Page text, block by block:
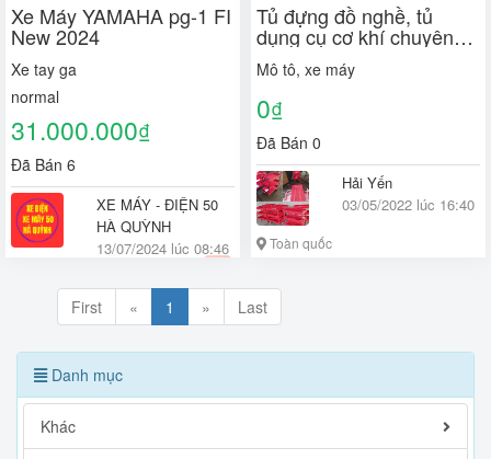
Xe Máy YAMAHA pg-1 FI
New 2024
Xe tay ga
normal
31.000.000₫
Đã Bán 6
XE MÁY - ĐIỆN 50
HÀ QUỲNH
13/07/2024 lúc 08:46
Tủ đựng đồ nghề, tủ
dụng cụ cơ khí chuyên
dụng trong sửa chữa bảo
dưỡng xe
Mô tô, xe máy
0₫
Đã Bán 0
Hải Yến
03/05/2022 lúc 16:40
Toàn quốc
First « 1 » Last
Danh mục
Khác